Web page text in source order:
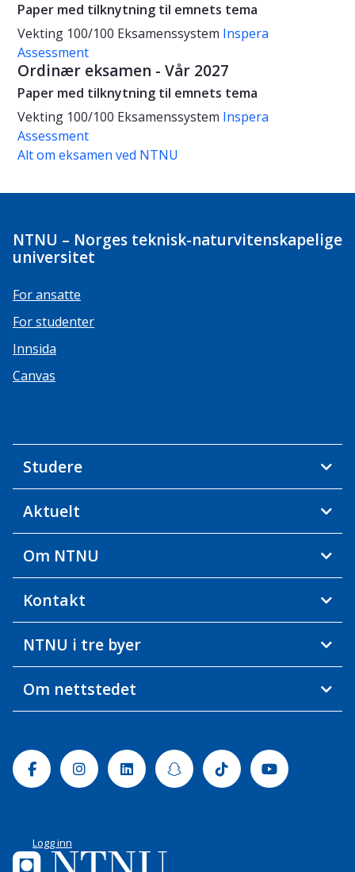
Paper med tilknytning til emnets tema
Vekting 100/100 Eksamenssystem Inspera
Assessment
Ordinær eksamen - Vår 2027
Paper med tilknytning til emnets tema
Vekting 100/100 Eksamenssystem Inspera
Assessment
Alt om eksamen ved NTNU
NTNU – Norges teknisk-naturvitenskapelige
universitet
For ansatte
For studenter
Innsida
Canvas
Studere
Aktuelt
Om NTNU
Kontakt
NTNU i tre byer
Om nettstedet
FacebookInstagramLinkedinSnapchatTiktok Youtube
Logg inn